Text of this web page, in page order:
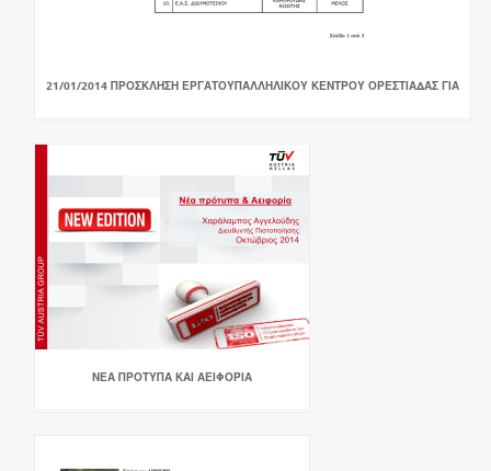
21/01/2014 ΠΡΟΣΚΛΗΣΗ ΕΡΓΑΤΟΥΠΑΛΛΗΛΙΚΟΥ ΚΕΝΤΡΟΥ ΟΡΕΣΤΙΑΔΑΣ ΓΙΑ
ΝΕΑ ΠΡΟΤΥΠΑ ΚΑΙ ΑΕΙΦΟΡΙΑ